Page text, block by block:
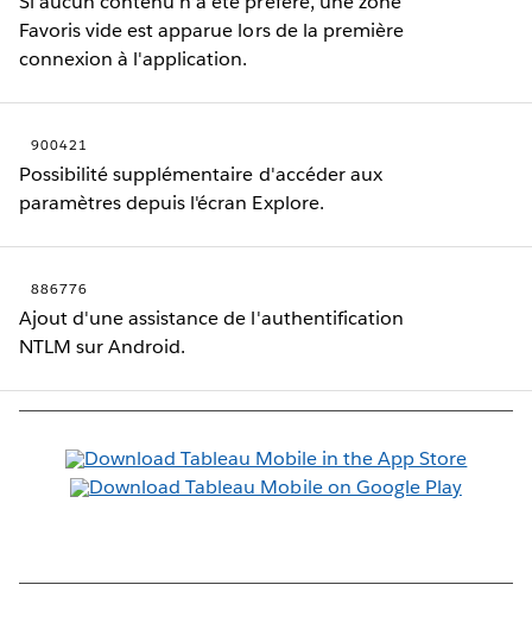
Favoris vide est apparue lors de la première
connexion à l'application.
900421
Possibilité supplémentaire d'accéder aux
paramètres depuis l'écran Explore.
886776
Ajout d'une assistance de l'authentification
NTLM sur Android.